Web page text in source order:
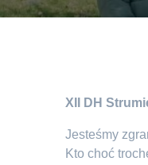
XII DH
Jesteśmy
Kto choć